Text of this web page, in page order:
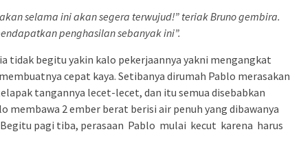
selama ini akan segera terwujud!” teriak Bruno gembira.
penghasilan sebanyak ini”.
tidak begitu yakin kalo pekerjaannya yakni mengangkat
cepat kaya. Setibanya dirumah Pablo merasakan
tangannya lecet-lecet, dan itu semua disebabkan
membawa 2 ember berat berisi air penuh yang dibawanya
Begitu pagi tiba, perasaan Pablo mulai kecut karena harus